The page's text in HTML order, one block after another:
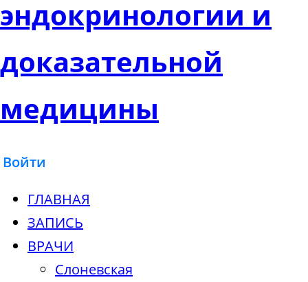
Войти
ГЛАВНАЯ
ЗАПИСЬ
ВРАЧИ
Слоневская